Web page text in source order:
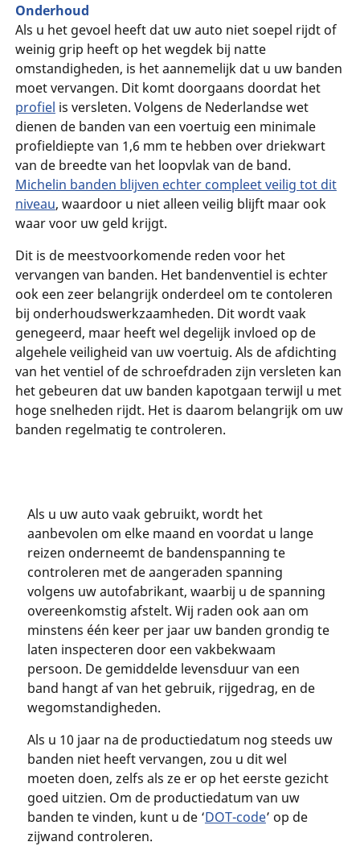
Onderhoud
Als u het gevoel heeft dat uw auto niet soepel rijdt of
weinig grip heeft op het wegdek bij natte
omstandigheden, is het aannemelijk dat u uw banden
moet vervangen. Dit komt doorgaans doordat het
profiel is versleten. Volgens de Nederlandse wet
dienen de banden van een voertuig een minimale
profieldiepte van 1,6 mm te hebben over driekwart
van de breedte van het loopvlak van de band.
Michelin banden blijven echter compleet veilig tot dit
niveau, waardoor u niet alleen veilig blijft maar ook
waar voor uw geld krijgt.
Dit is de meestvoorkomende reden voor het
vervangen van banden. Het bandenventiel is echter
ook een zeer belangrijk onderdeel om te contoleren
bij onderhoudswerkzaamheden. Dit wordt vaak
genegeerd, maar heeft wel degelijk invloed op de
algehele veiligheid van uw voertuig. Als de afdichting
van het ventiel of de schroefdraden zijn versleten kan
het gebeuren dat uw banden kapotgaan terwijl u met
hoge snelheden rijdt. Het is daarom belangrijk om uw
banden regelmatig te controleren.
Als u uw auto vaak gebruikt, wordt het
aanbevolen om elke maand en voordat u lange
reizen onderneemt de bandenspanning te
controleren met de aangeraden spanning
volgens uw autofabrikant, waarbij u de spanning
overeenkomstig afstelt. Wij raden ook aan om
minstens één keer per jaar uw banden grondig te
laten inspecteren door een vakbekwaam
persoon. De gemiddelde levensduur van een
band hangt af van het gebruik, rijgedrag, en de
wegomstandigheden.
Als u 10 jaar na de productiedatum nog steeds uw
banden niet heeft vervangen, zou u dit wel
moeten doen, zelfs als ze er op het eerste gezicht
goed uitzien. Om de productiedatum van uw
banden te vinden, kunt u de ‘DOT-code’ op de
zijwand controleren.